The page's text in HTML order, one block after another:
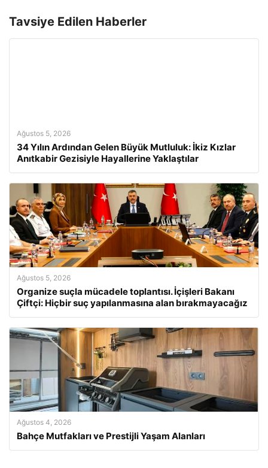
Tavsiye Edilen Haberler
Ağustos 5, 2026
34 Yılın Ardından Gelen Büyük Mutluluk: İkiz Kızlar
Anıtkabir Gezisiyle Hayallerine Yaklaştılar
Ağustos 5, 2026
Organize suçla mücadele toplantısı. İçişleri Bakanı
Çiftçi: Hiçbir suç yapılanmasına alan bırakmayacağız
Ağustos 4, 2026
Bahçe Mutfakları ve Prestijli Yaşam Alanları